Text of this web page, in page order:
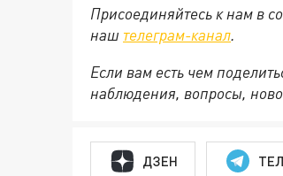
Присоединяйтесь к нам в
наш телеграм-канал.
Если вам есть чем
наблюдения, вопросы,
ДЗЕН